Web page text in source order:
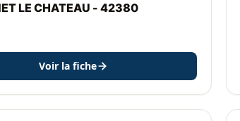
LE CHATEAU - 42380
Voir la fiche